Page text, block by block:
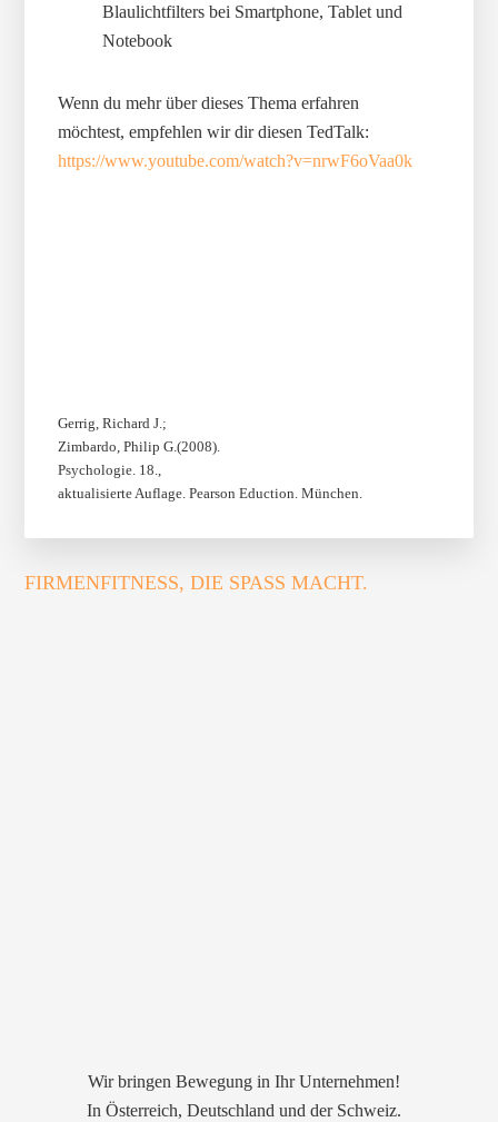
Blaulichtfilters bei Smartphone, Tablet und
Notebook
Wenn du mehr über dieses Thema erfahren
möchtest, empfehlen wir dir diesen TedTalk:
https://www.youtube.com/watch?v=nrwF6oVaa0k
Gerrig, Richard J.;
Zimbardo, Philip G.(2008).
Psychologie. 18.,
aktualisierte Auflage. Pearson Eduction. München.
FIRMENFITNESS, DIE SPASS MACHT.
Wir bringen Bewegung in Ihr Unternehmen!
In Österreich, Deutschland und der Schweiz.